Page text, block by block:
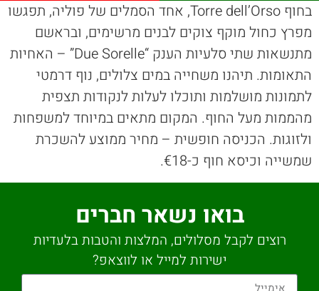
בחוף Torre dell’Orso, אחד הסמלים של פוליה, תפגשו
מפרץ כחול מוקף צוקים לבנים מרשימים, ובראשם
מתנשאות שתי סלעיות הענק “Due Sorelle” – האחיות
התאומות. תיהנו משחייה במים צלולים, נוף דרמטי
לתמונות מושלמות ותוכלו לעלות לנקודות תצפית
מהממות מעל החוף. המקום מתאים במיוחד למשפחות
ולזוגות. הכניסה חופשית – מחיר ממוצע להשכרת
שמשייה וכיסא חוף כ-€18.
בואו נשאר חברים
רוצים לקבל מסלולים, המלצות והטבות בלעדיות
ישירות למייל או לווצאפ?